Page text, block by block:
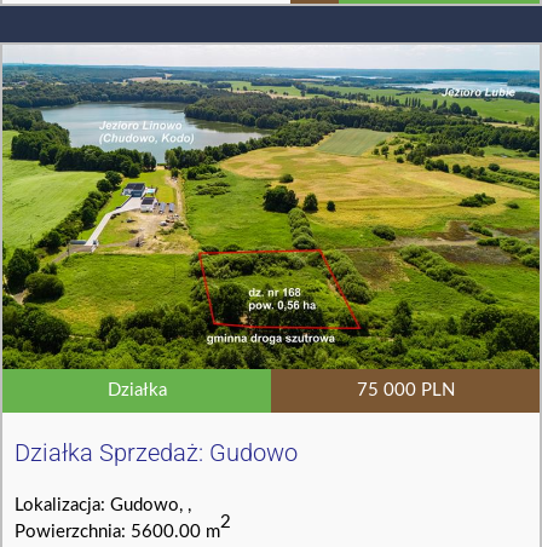
Działka 75 000 PLN
Działka Sprzedaż: Gudowo
Lokalizacja: Gudowo, ,
Powierzchnia: 5600.00 m2